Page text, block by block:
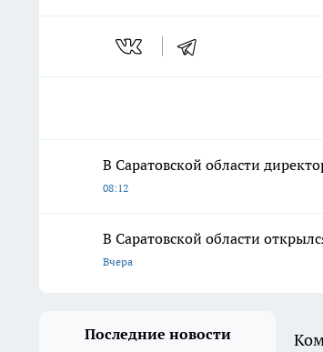
В Саратовской области
08:12
В Саратовской области
Вчера
Последние новости